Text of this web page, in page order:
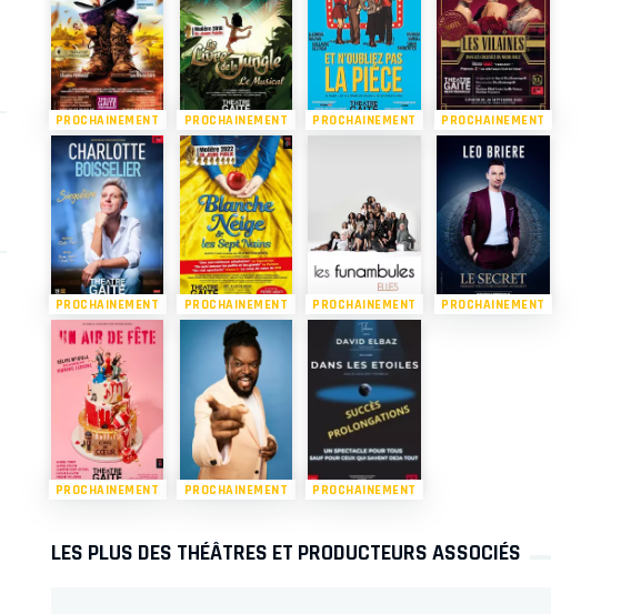
PROCHAINEMENT PROCHAINEMENT PROCHAINEMENT PROCHAINEMENT
PROCHAINEMENT PROCHAINEMENT PROCHAINEMENT PROCHAINEMENT
PROCHAINEMENT PROCHAINEMENT PROCHAINEMENT
LES PLUS DES THÉÂTRES ET PRODUCTEURS ASSOCIÉS